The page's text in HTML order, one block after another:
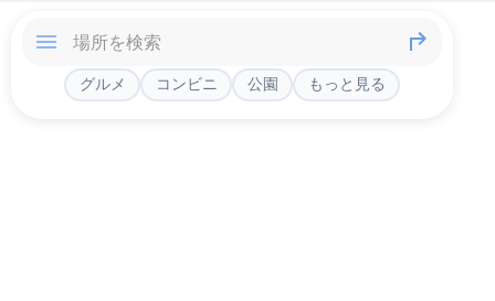
グルメ コンビニ 公園 もっと見る